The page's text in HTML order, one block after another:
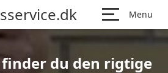
Menu
du den rigtige